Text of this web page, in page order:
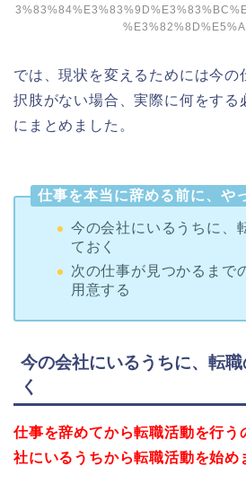
では、現状を変えるためには今の
択肢がない場合、実際に何をする
にまとめました。
仕事を本当に辞める前に、や
今の会社にいるうちに、
ておく
次の仕事が見つかるまで
用意する
今の会社にいるうちに、転
く
仕事を辞めてから転職活動を行う
社にいるうちから転職活動を始め